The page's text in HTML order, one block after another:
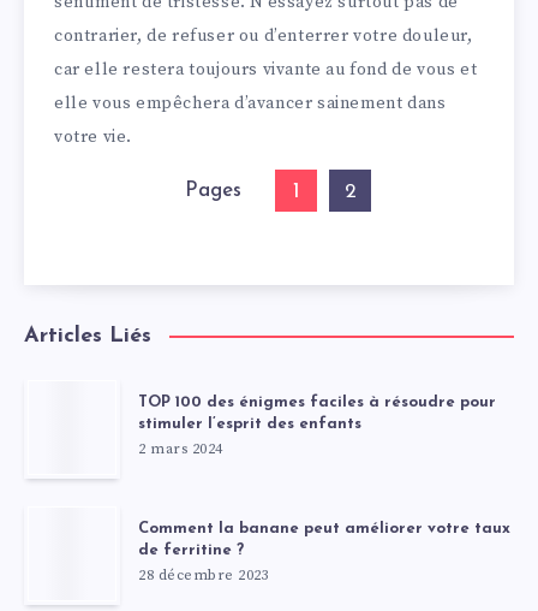
contrarier, de refuser ou d’enterrer votre douleur,
car elle restera toujours vivante au fond de vous et
elle vous empêchera d’avancer sainement dans
votre vie.
Pages 1 2
Articles Liés
TOP 100 des énigmes faciles à résoudre pour
stimuler l’esprit des enfants
2 mars 2024
Comment la banane peut améliorer votre taux
de ferritine ?
28 décembre 2023